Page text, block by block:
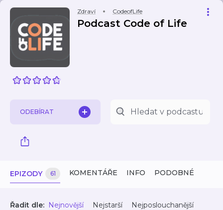
Zdraví CodeofLife
Podcast Code of Life
ODEBÍRAT
EPIZODY 61 KOMENTÁŘE INFO PODOBNÉ
Řadit dle: Nejnovější Nejstarší Nejposlouchanější